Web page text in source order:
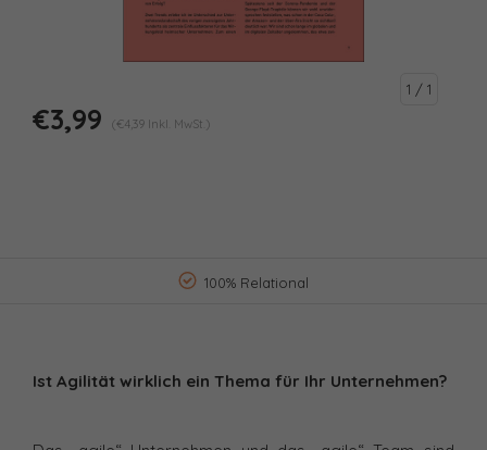
1 / 1
€3,99 (€4,39 Inkl. MwSt.)
100% Relational
Ist Agilität wirklich ein Thema für Ihr Unternehmen?